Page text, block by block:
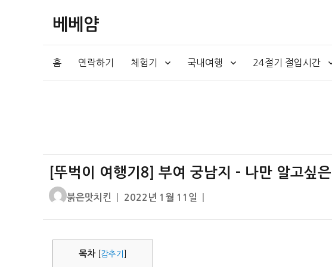
베베얌
홈 연락하기 체험기 국내여행 24절기 절입시간
[뚜벅이 여행기8] 부여 궁남지 – 나만 알고싶
글
붉은맛치킨
작
자
2022년 1월 11일
목차 감추기